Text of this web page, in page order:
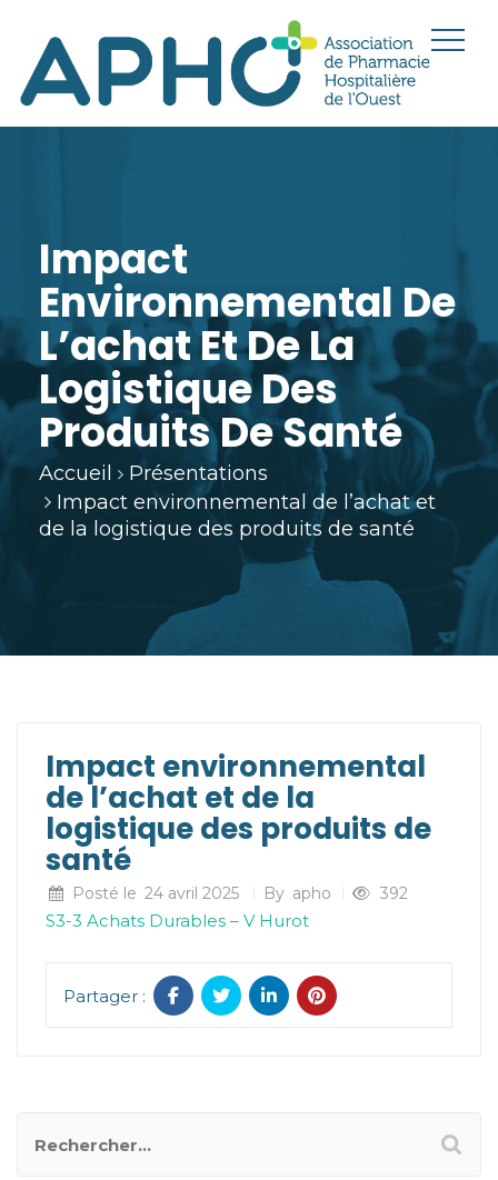
Impact
Environnemental De
L’achat Et De La
Logistique Des
Produits De Santé
Accueil
Présentations
Impact environnemental de l’achat et
de la logistique des produits de santé
Impact environnemental
de l’achat et de la
logistique des produits de
santé
Posté le 24 avril 2025 By apho 392
S3-3 Achats Durables – V Hurot
Partager :